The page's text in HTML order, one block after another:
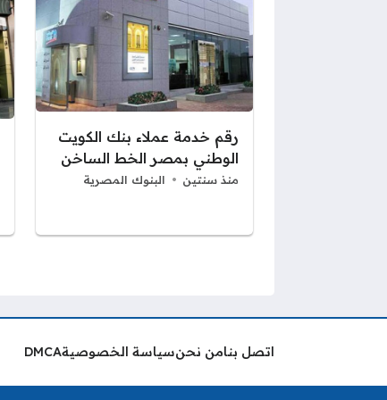
رقم خدمة عملاء بنك الكويت
الوطني بمصر الخط الساخن
منذ سنتين البنوك المصرية
اتصل بنامن نحنسياسة الخصوصيةDMCA